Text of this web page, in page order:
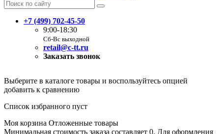
+7 (499) 702-45-50
9:00-18:30
Сб-Вс выходной
retail@c-tt.ru
Заказать звонок
Выберите в каталоге товары и воспользуйтесь опцией
добавить к сравнению
Список избранного пуст
Моя корзина Отложенные товары
Минимальная стоимость заказа составляет 0. Для оформления